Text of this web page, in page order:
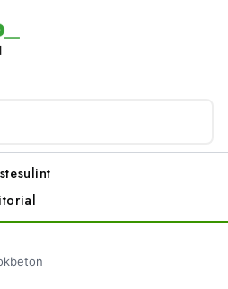
sulint